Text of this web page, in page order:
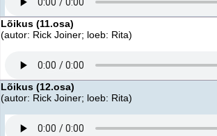
Lõikus (11.osa)
(autor: Rick Joiner; loeb: Rita)
Lõikus (12.osa)
(autor: Rick Joiner; loeb: Rita)